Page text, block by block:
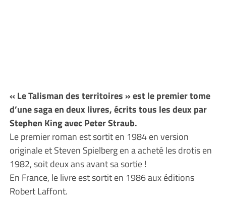
« Le Talisman des territoires » est le premier tome
d’une saga en deux livres, écrits tous les deux par
Stephen King avec Peter Straub.
Le premier roman est sortit en 1984 en version
originale et Steven Spielberg en a acheté les drotis en
1982, soit deux ans avant sa sortie !
En France, le livre est sortit en 1986 aux éditions
Robert Laffont.